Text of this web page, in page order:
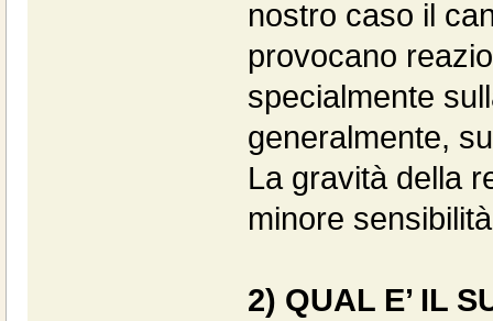
nostro caso il
provocano
specialmente
generalmente,
La gravità della
minore
2) QUAL E’ IL